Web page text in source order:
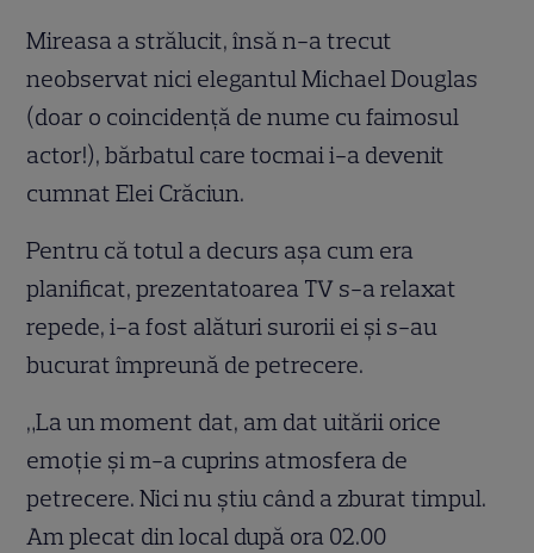
Mireasa a strălucit, însă n-a trecut
neobservat nici elegantul Michael Douglas
(doar o coincidență de nume cu faimosul
actor!), bărbatul care tocmai i-a devenit
cumnat Elei Crăciun.
Pentru că totul a decurs așa cum era
planificat, prezentatoarea TV s-a relaxat
repede, i-a fost alături surorii ei şi s-au
bucurat împreună de petrecere.
„La un moment dat, am dat uitării orice
emoție și m-a cuprins atmosfera de
petrecere. Nici nu știu când a zburat timpul.
Am plecat din local după ora 02.00